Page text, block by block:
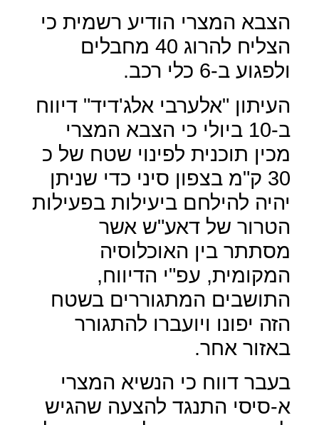
הצבא המצרי הודיע רשמית כי
הצליח להרוג 40 מחבלים
ולפגוע ב-6 כלי רכב.
העיתון "אלערבי אלג'דיד" דיווח
ב-10 ביולי כי הצבא המצרי
מכין תוכנית לפינוי שטח של כ
30 ק"מ בצפון סיני כדי שניתן
יהיה להילחם ביעילות בפעילות
הטרור של דאע"ש אשר
מסתתר בין האוכלוסיה
המקומית, עפ"י הדיווח,
התושבים המתגוררים בשטח
הזה יפונו ויועברו להתגורר
באזור אחר.
בעבר דווח כי הנשיא המצרי
א-סיסי התנגד להצעה שהגיש